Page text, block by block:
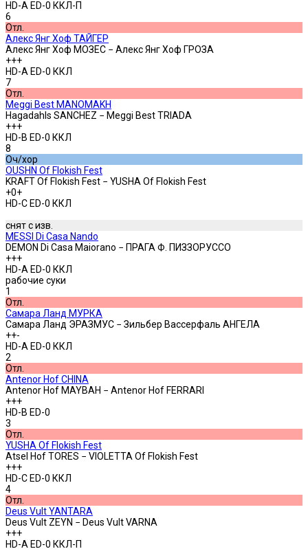
HD-A ED-0 ККЛ-П
6
Отл.
Алекс Янг Хоф ТАЙГЕР
Алекс Янг Хоф МОЗЕС − Алекс Янг Хоф ГРОЗА
+++
HD-A ED-0 ККЛ
7
Отл.
Meggi Best MANOMAKH
Hagadahls SANCHEZ − Meggi Best TRIADA
+++
HD-B ED-0 ККЛ
8
Оч/хор
OUSHN Of Flokish Fest
KRAFT Of Flokish Fest − YUSHA Of Flokish Fest
+0+
HD-C ED-0 ККЛ
снят c изв.
MESSI Di Casa Nando
DEMON Di Casa Maiorano − ПРАГА Ф. ПИЗЗОРУССО
+++
HD-A ED-0 ККЛ
рабочие суки
1
Отл.
Самара Ланд МУРКА
Самара Ланд ЭРАЗМУС − Зильбер Вассерфаль АНГЕЛА
++-
HD-A ED-0 ККЛ
2
Отл.
Antenor Hof CHINA
Antenor Hof MAYBAH − Antenor Hof FERRARI
+++
HD-B ED-0
3
Отл.
YUSHA Of Flokish Fest
Atsel Hof TORES − VIOLETTA Of Flokish Fest
+++
HD-C ED-0 ККЛ
4
Отл.
Deus Vult YANTARA
Deus Vult ZEYN − Deus Vult VARNA
+++
HD-A ED-0 ККЛ-П